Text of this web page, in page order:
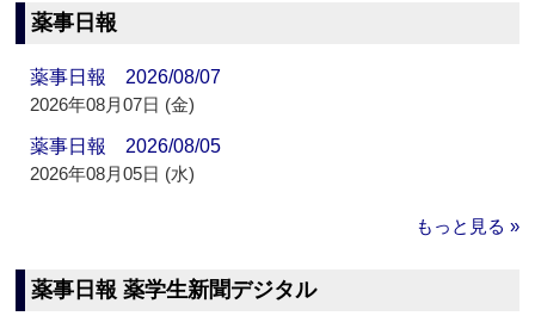
薬事日報
薬事日報 2026/08/07
2026年08月07日 (金)
薬事日報 2026/08/05
2026年08月05日 (水)
もっと見る »
薬事日報 薬学生新聞デジタル